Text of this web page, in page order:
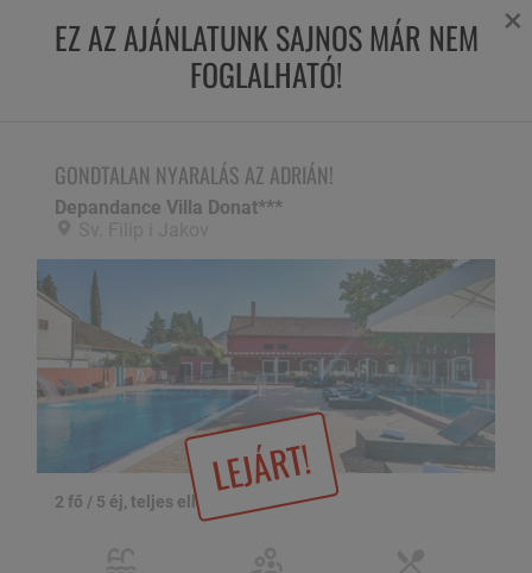
GONDTALAN NYARALÁS AZ ADRIÁN!
EZ AZ AJÁNLATUNK SAJNOS MÁR NEM
FOGLALHATÓ!
×
LEJÁRT!
GONDTALAN NYARALÁS AZ ADRIÁN!
Depandance Villa Donat***
2 fő / 5 éj, teljes ellátással